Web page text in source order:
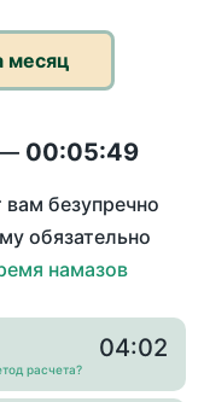
месяц
00:05:49
безупречно
обязательно
намазов
расчета?
04:02